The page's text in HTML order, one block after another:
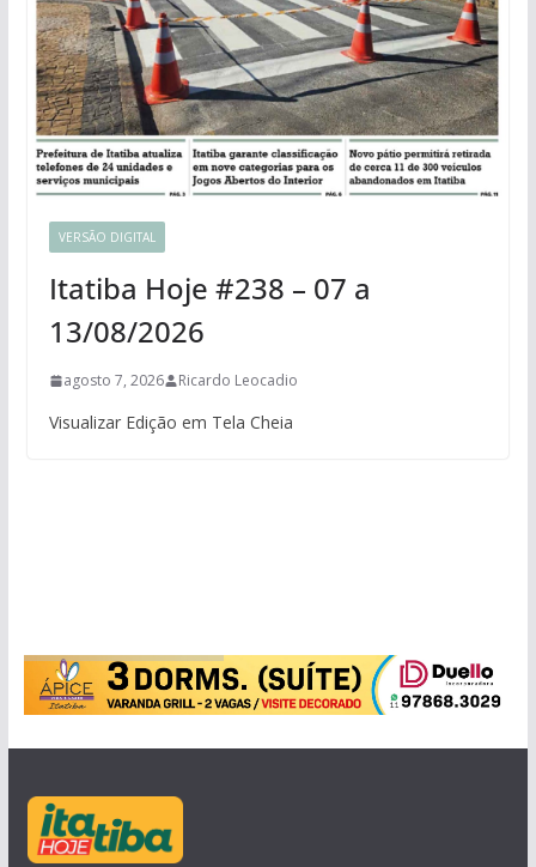
VERSÃO DIGITAL
Itatiba Hoje #238 – 07 a
13/08/2026
agosto 7, 2026 Ricardo Leocadio
Visualizar Edição em Tela Cheia